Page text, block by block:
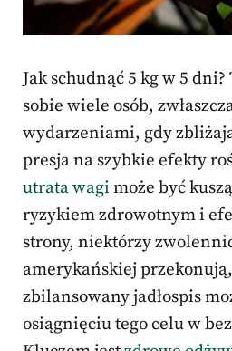
Jak schudnąć 5 kg w 5
sobie wiele osób,
wydarzeniami, gdy
presja na szybkie efekty
utrata wagi może być
ryzykiem zdrowotnym i
strony, niektórzy
amerykańskiej
zbilansowany jadłospis
osiągnięciu tego celu w